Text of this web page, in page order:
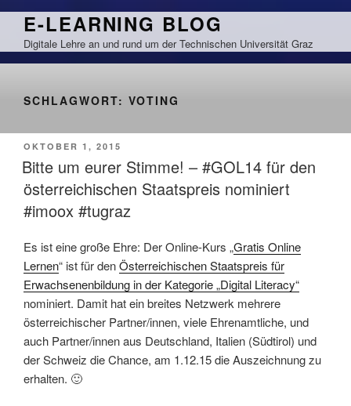
Zum
springen
E-LEARNING BLOG
Digitale Lehre an und rund um der Technischen Universität Graz
SCHLAGWORT: VOTING
VERÖFFENTLICHT
AM
OKTOBER 1, 2015
Bitte um eurer Stimme! – #GOL14 für den
österreichischen Staatspreis nominiert
#imoox #tugraz
Es ist eine große Ehre: Der Online-Kurs „Gratis Online
Lernen“ ist für denÖsterreichischen Staatspreis für
Erwachsenenbildung in der Kategorie „Digital Literacy“
nominiert. Damit hat ein breites Netzwerk mehrere
österreichischer Partner/innen, viele Ehrenamtliche, und
auch Partner/innen aus Deutschland, Italien (Südtirol) und
der Schweiz die Chance, am 1.12.15 die Auszeichnung zu
erhalten. 🙂